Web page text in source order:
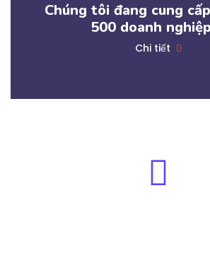
Chúng tôi đang cung
500 doanh
Chi tiết